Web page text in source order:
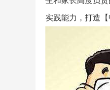
实践能力，打造